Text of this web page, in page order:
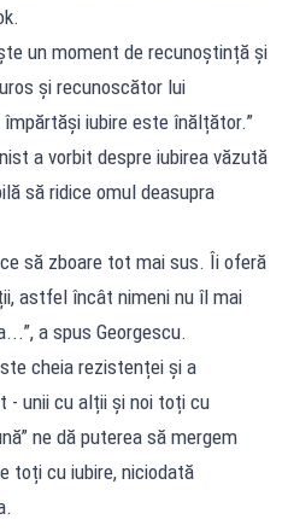
un moment de recunoștință și
și recunoscător lui
iubire este înălțător.”
a vorbit despre iubirea văzută
să ridice omul deasupra
să zboare tot mai sus. Îi oferă
astfel încât nimeni nu îl mai
a spus Georgescu.
cheia rezistenței și a
- unii cu alții și noi toți cu
ne dă puterea să mergem
toți cu iubire, niciodată